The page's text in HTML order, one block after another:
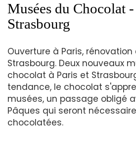
Musées du Chocolat
Strasbourg
Ouverture à Paris, rénovation
Strasbourg. Deux nouveaux
chocolat à Paris et
tendance, le chocolat
musées, un passage obligé
Pâques qui seront
chocolatées.